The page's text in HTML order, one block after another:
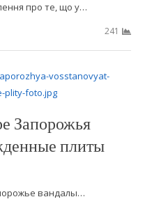
про те, що у…
241
Запорожья
плиты
вандалы…